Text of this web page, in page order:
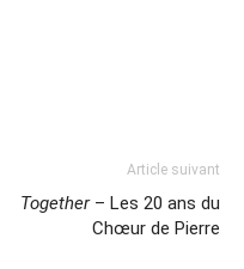
Article suivant
Together– Les 20 ans du
Chœur de Pierre